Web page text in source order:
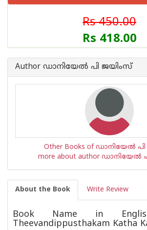
Rs 450.00
Rs 418.00
Author ഡാനിയേല്‍ പി ജയിംസ്
Other Books of ഡാനിയേല്‍
more about author ഡാനിയേല്‍
About the Book Write Review
Book Name in
Theevandippusthakam Katha